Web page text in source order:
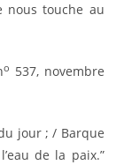
nous touche au
o 537, novembre
jour ; / Barque
de la paix.”